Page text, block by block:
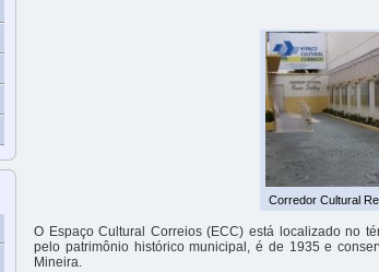
Corredor Cultural
O Espaço Cultural Correios (ECC) está localizado no
pelo patrimônio histórico municipal, é de 1935 e
Mineira.